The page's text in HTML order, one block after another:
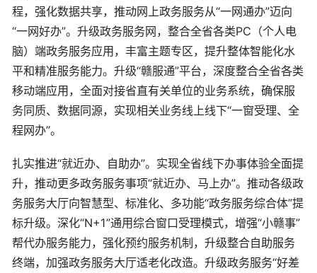
程，强化数据共享，推动网上政务服务从“一网通办”迈向
“一网好办”。升级政务服务网，整合全省各类PC（个人电
脑）端政务服务应用，丰富主题专区，提升整体智能化水
平和精准服务能力。升级“赣服通”平台，深度整合全省各类
移动端应用，全面对接省直有关单位的业务系统，确保服
务同质、数据同源，实现相关业务线上线下“一窗受理、全
程网办”。
扎实推进“就近办、自助办”。实现全省线下办事体验全面提
升，推动更多政务服务事项“就近办、马上办”。推动各级政
务服务大厅向智慧型、标准化、多功能“政务服务综合体”提
标升级。深化“N+1”通用综合窗口受理模式，增强“小赣事”
帮代办服务能力，强化预约服务机制，升级整合自助服务
终端，加强政务服务大厅适老化改造。升级政务服务“好差